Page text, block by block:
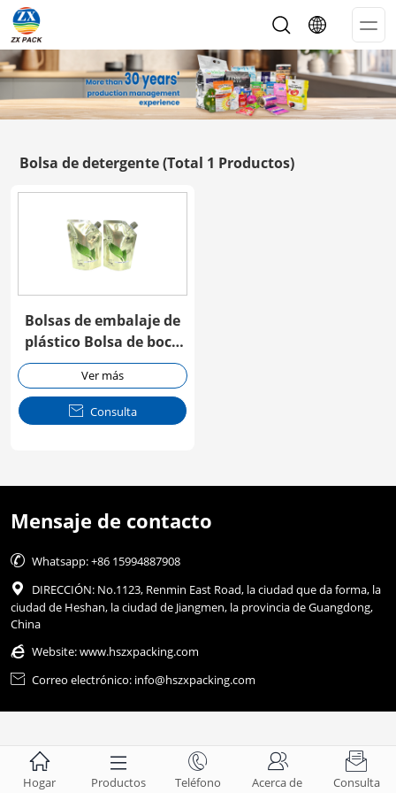
Bolsa de detergente(Total 1 Productos)
Bolsas de embalaje de
plástico Bolsa de boca
para detergente
Ver más
 Consulta
Mensaje de contacto
 Whatsapp: +86 15994887908

DIRECCIÓN: No.1123, Renmin East Road, la ciudad que da forma, la
ciudad de Heshan, la ciudad de Jiangmen, la provincia de Guangdong,
China
 Website:www.hszxpacking.com
 Correo electrónico: info@hszxpacking.com

Hogar

Productos

Teléfono

Acerca de

Consulta